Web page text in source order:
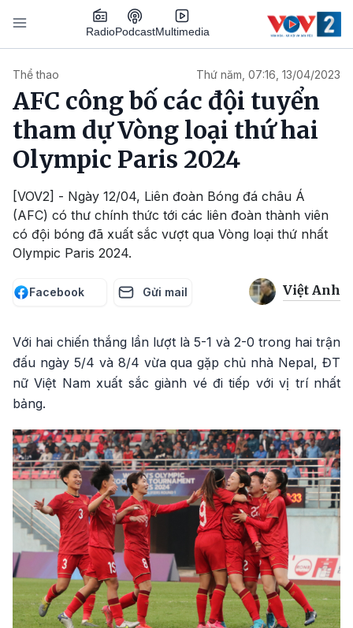
Nhảy đến nội dung
RadioPodcastMultimedia
Thể thao Thứ năm, 07:16, 13/04/2023
AFC công bố các đội tuyển
tham dự Vòng loại thứ hai
Olympic Paris 2024
[VOV2] - Ngày 12/04, Liên đoàn Bóng đá châu Á
(AFC) có thư chính thức tới các liên đoàn thành viên
có đội bóng đã xuất sắc vượt qua Vòng loại thứ nhất
Olympic Paris 2024.
Facebook Gửi mail Việt Anh
Với hai chiến thắng lần lượt là 5-1 và 2-0 trong hai trận
đấu ngày 5/4 và 8/4 vừa qua gặp chủ nhà Nepal, ĐT
nữ Việt Nam xuất sắc giành vé đi tiếp với vị trí nhất
bảng.